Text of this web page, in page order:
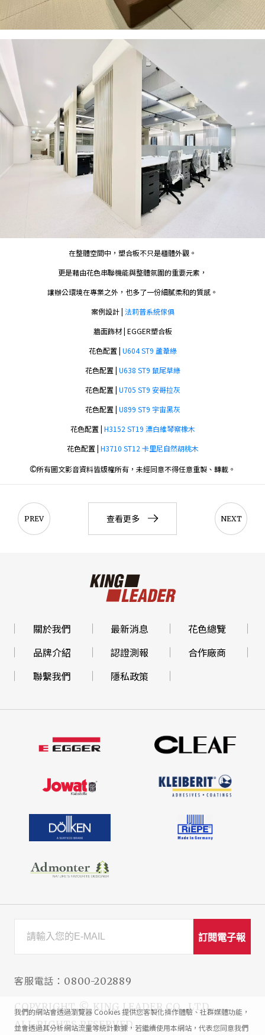
在整體空間中，塑合板不只是櫃體外觀。
更是藉由花色串聯機能與整體氛圍的重要元素，
讓辦公環境在專業之外，也多了一份細膩柔和的質感。
案例設計 | 法莉普系統傢俱
牆面飾材 | EGGER塑合板
花色配置 | U604 ST9 蘆葦綠
花色配置 | U638 ST9 鼠尾草綠
花色配置 | U705 ST9 安哥拉灰
花色配置 | U899 ST9 宇宙黑灰
花色配置 | H3152 ST19 漂白維琴察橡木
花色配置 | H3710 ST12 卡里尼自然胡桃木
©所有圖文影音資料皆版權所有，未經同意不得任意重製、轉載。
PREV 查看更多 NEXT
關於我們 最新消息
花色總覽
品牌介紹
認證測報
合作廠商
聯繫我們
隱私政策
訂閱電子報
客服電話： 0800-202889
COPYRIGHT © KING LEADER CO., LTD.
ALL RIGHTS RESERVED.
我們的網站會透過瀏覽器 Cookies 提供您客製化操作體驗、社群媒體功能，
並會透過其分析網站流量等統計數據，若繼續使用本網站，代表您同意我們